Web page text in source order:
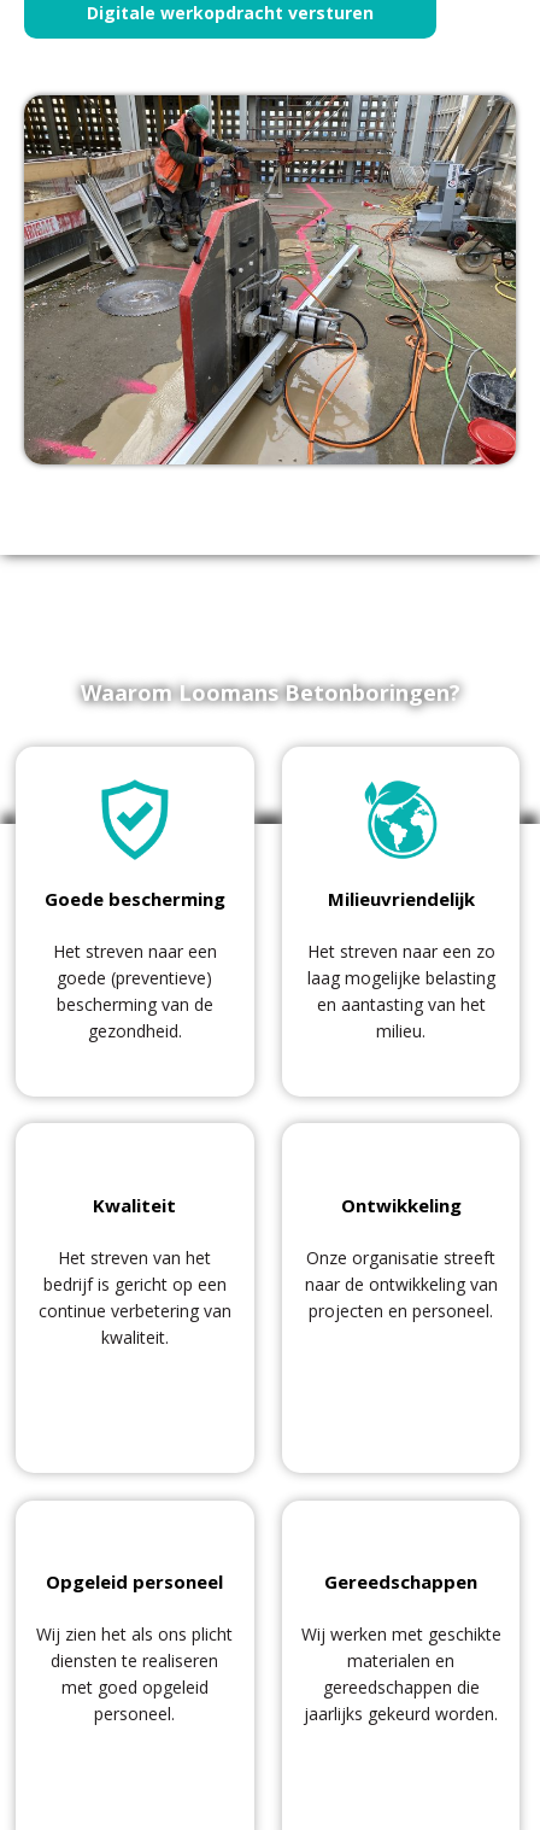
Digitale werkopdracht versturen
Waarom Loomans Betonboringen?
Goede bescherming
Het streven naar een
goede (preventieve)
bescherming van de
gezondheid.
Milieuvriendelijk
Het streven naar een zo
laag mogelijke belasting
en aantasting van het
milieu.
Kwaliteit
Het streven van het
bedrijf is gericht op een
continue verbetering van
kwaliteit.
Ontwikkeling
Onze organisatie streeft
naar de ontwikkeling van
projecten en personeel.
Opgeleid personeel
Wij zien het als ons plicht
diensten te realiseren
met goed opgeleid
personeel.
Gereedschappen
Wij werken met geschikte
materialen en
gereedschappen die
jaarlijks gekeurd worden.